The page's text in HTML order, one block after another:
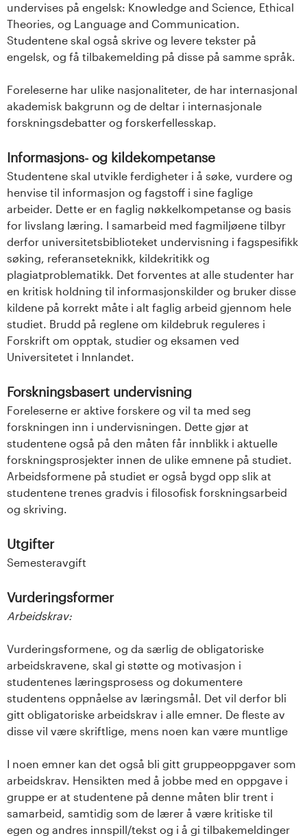
undervises på engelsk: Knowledge and Science, Ethical
Theories, og Language and Communication.
Studentene skal også skrive og levere tekster på
engelsk, og få tilbakemelding på disse på samme språk.
Foreleserne har ulike nasjonaliteter, de har internasjonal
akademisk bakgrunn og de deltar i internasjonale
forskningsdebatter og forskerfellesskap.
Informasjons- og kildekompetanse
Studentene skal utvikle ferdigheter i å søke, vurdere og
henvise til informasjon og fagstoff i sine faglige
arbeider. Dette er en faglig nøkkelkompetanse og basis
for livslang læring. I samarbeid med fagmiljøene tilbyr
derfor universitetsbiblioteket undervisning i fagspesifikk
søking, referanseteknikk, kildekritikk og
plagiatproblematikk. Det forventes at alle studenter har
en kritisk holdning til informasjonskilder og bruker disse
kildene på korrekt måte i alt faglig arbeid gjennom hele
studiet. Brudd på reglene om kildebruk reguleres i
Forskrift om opptak, studier og eksamen ved
Universitetet i Innlandet.
Forskningsbasert undervisning
Foreleserne er aktive forskere og vil ta med seg
forskningen inn i undervisningen. Dette gjør at
studentene også på den måten får innblikk i aktuelle
forskningsprosjekter innen de ulike emnene på studiet.
Arbeidsformene på studiet er også bygd opp slik at
studentene trenes gradvis i filosofisk forskningsarbeid
og skriving.
Utgifter
Semesteravgift
Vurderingsformer
Arbeidskrav:
Vurderingsformene, og da særlig de obligatoriske
arbeidskravene, skal gi støtte og motivasjon i
studentenes læringsprosess og dokumentere
studentens oppnåelse av læringsmål. Det vil derfor bli
gitt obligatoriske arbeidskrav i alle emner. De fleste av
disse vil være skriftlige, mens noen kan være muntlige
I noen emner kan det også bli gitt gruppeoppgaver som
arbeidskrav. Hensikten med å jobbe med en oppgave i
gruppe er at studentene på denne måten blir trent i
samarbeid, samtidig som de lærer å være kritiske til
egen og andres innspill/tekst og i å gi tilbakemeldinger